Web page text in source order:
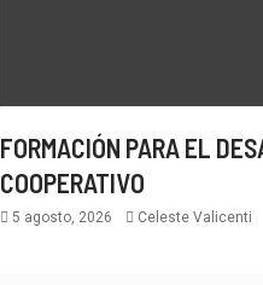
FORMACIÓN PARA EL
COOPERATIVO
5 agosto, 2026 Celeste Valicenti